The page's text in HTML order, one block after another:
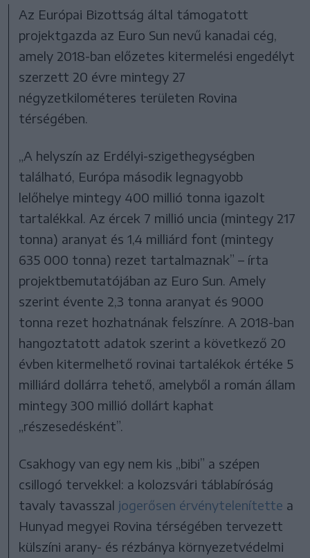
Az Európai Bizottság által támogatott
projektgazda az Euro Sun nevű kanadai cég,
amely 2018-ban előzetes kitermelési engedélyt
szerzett 20 évre mintegy 27
négyzetkilométeres területen Rovina
térségében.
„A helyszín az Erdélyi-szigethegységben
található, Európa második legnagyobb
lelőhelye mintegy 400 millió tonna igazolt
tartalékkal. Az ércek 7 millió uncia (mintegy 217
tonna) aranyat és 1,4 milliárd font (mintegy
635 000 tonna) rezet tartalmaznak” – írta
projektbemutatójában az Euro Sun. Amely
szerint évente 2,3 tonna aranyat és 9000
tonna rezet hozhatnának felszínre. A 2018-ban
hangoztatott adatok szerint a következő 20
évben kitermelhető rovinai tartalékok értéke 5
milliárd dollárra tehető, amelyből a román állam
mintegy 300 millió dollárt kaphat
„részesedésként”.
Csakhogy van egy nem kis „bibi” a szépen
csillogó tervekkel: a kolozsvári táblabíróság
tavaly tavasszal jogerősen érvénytelenítette a
Hunyad megyei Rovina térségében tervezett
külszíni arany- és rézbánya környezetvédelmi